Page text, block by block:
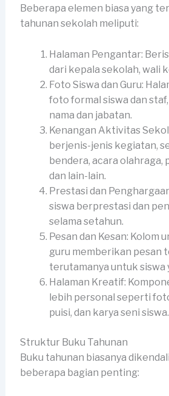
Beberapa elemen biasa yang
tahunan sekolah meliputi:
Halaman Pengantar:
dari kepala sekolah, wali
Foto Siswa dan Guru:
foto formal siswa dan
nama dan jabatan.
Kenangan Aktivitas
berjenis-jenis kegiatan,
bendera, acara olahraga,
dan lain-lain.
Prestasi dan
siswa berprestasi dan
selama setahun.
Pesan dan Kesan: Kolom
guru memberikan pesan
terutamanya untuk siswa
Halaman Kreatif:
lebih personal seperti
puisi, dan karya seni siswa.
Struktur Buku Tahunan
Buku tahunan biasanya
beberapa bagian penting: